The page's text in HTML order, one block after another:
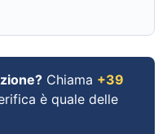
Chiama +39
è quale delle